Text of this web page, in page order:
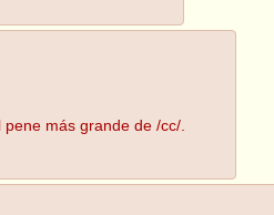
más grande de /cc/.